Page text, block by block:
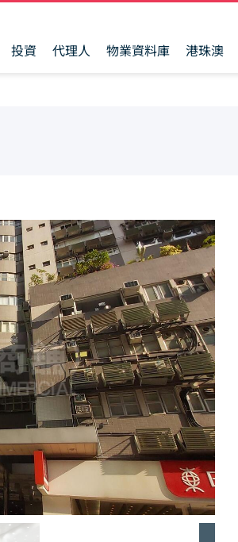
投資 代理人 物業資料庫 港珠澳